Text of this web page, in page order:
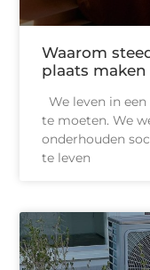
Waarom
plaats
We leven in
te moeten. We
onderhouden
te leven